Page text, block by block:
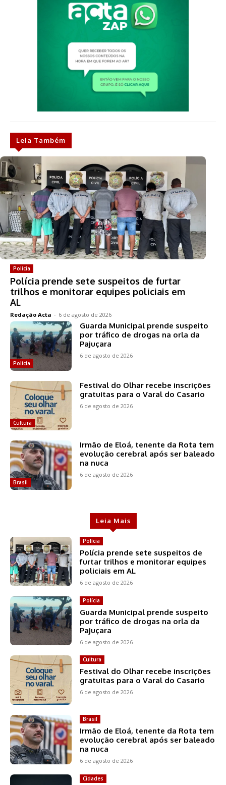
Leia Também
Polícia
Polícia prende sete suspeitos de furtar
trilhos e monitorar equipes policiais em
AL
Redação Acta - 6 de agosto de 2026
Polícia
Guarda Municipal prende suspeito
por tráfico de drogas na orla da
Pajuçara
6 de agosto de 2026
Cultura
Festival do Olhar recebe inscrições
gratuitas para o Varal do Casario
6 de agosto de 2026
Brasil
Irmão de Eloá, tenente da Rota tem
evolução cerebral após ser baleado
na nuca
6 de agosto de 2026
Leia Mais
Polícia
Polícia prende sete suspeitos de
furtar trilhos e monitorar equipes
policiais em AL
6 de agosto de 2026
Polícia
Guarda Municipal prende suspeito
por tráfico de drogas na orla da
Pajuçara
6 de agosto de 2026
Cultura
Festival do Olhar recebe inscrições
gratuitas para o Varal do Casario
6 de agosto de 2026
Brasil
Irmão de Eloá, tenente da Rota tem
evolução cerebral após ser baleado
na nuca
6 de agosto de 2026
Cidades